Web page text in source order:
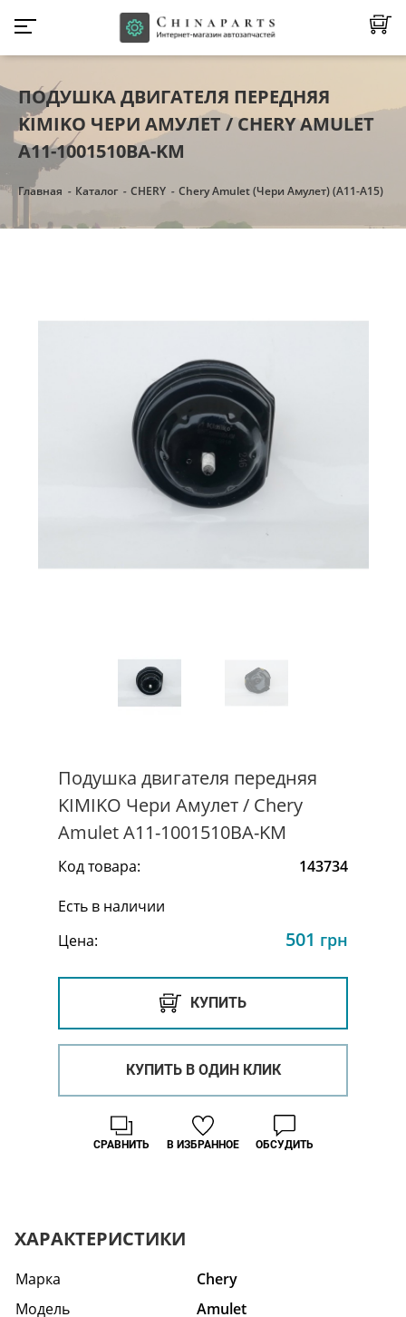
ПОДУШКА ДВИГАТЕЛЯ ПЕРЕДНЯЯ
KIMIKO ЧЕРИ АМУЛЕТ / CHERY AMULET
A11-1001510BA-KM
Главная Каталог CHERY Chery Amulet (Чери Амулет) (А11-А15)
Подушка двигателя передняя
KIMIKO Чери Амулет / Chery
Amulet A11-1001510BA-KM
Код товара:
143734
Есть в наличии
Цена:
501 грн
КУПИТЬ
КУПИТЬ В ОДИН КЛИК
В ИЗБРАННОЕ
СРАВНИТЬ ОБСУДИТЬ
ХАРАКТЕРИСТИКИ
Марка
Chery
Модель
Amulet